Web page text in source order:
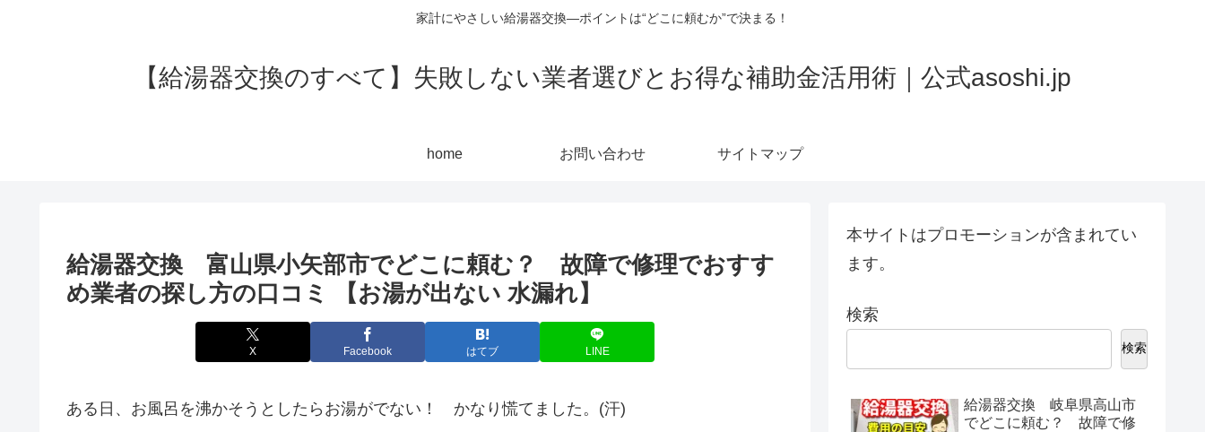
家計にやさしい給湯器交換—ポイントは“どこに頼むか”で決まる！
【給湯器交換のすべて】失敗しない業者選びとお得な補助金活用術｜公式asoshi.jp
home お問い合わせ サイトマップ
給湯器交換 富山県小矢部市でどこに頼む？ 故障で修理でおすす
め業者の探し方の口コミ 【お湯が出ない 水漏れ】
X Facebook はてブ LINE
ある日、お風呂を沸かそうとしたらお湯がでない！ かなり慌てました。(汗)
本サイトはプロモーションが含まれてい
ます。
検索
検索
給湯器交換 岐阜県高山市
でどこに頼む？ 故障で修